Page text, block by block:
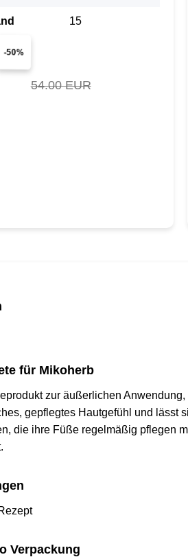
15
-50%
54.00 EUR
für Mikoherb
zur äußerlichen
gepflegtes Hautgefühl und lässt
die ihre Füße regelmäßig pflegen
Verpackung